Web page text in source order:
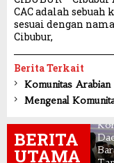
CAC adalah
sesuai dengan
Cibubur,
Berita Terkait
Komunitas
Mengenal
BERITA
UTAMA